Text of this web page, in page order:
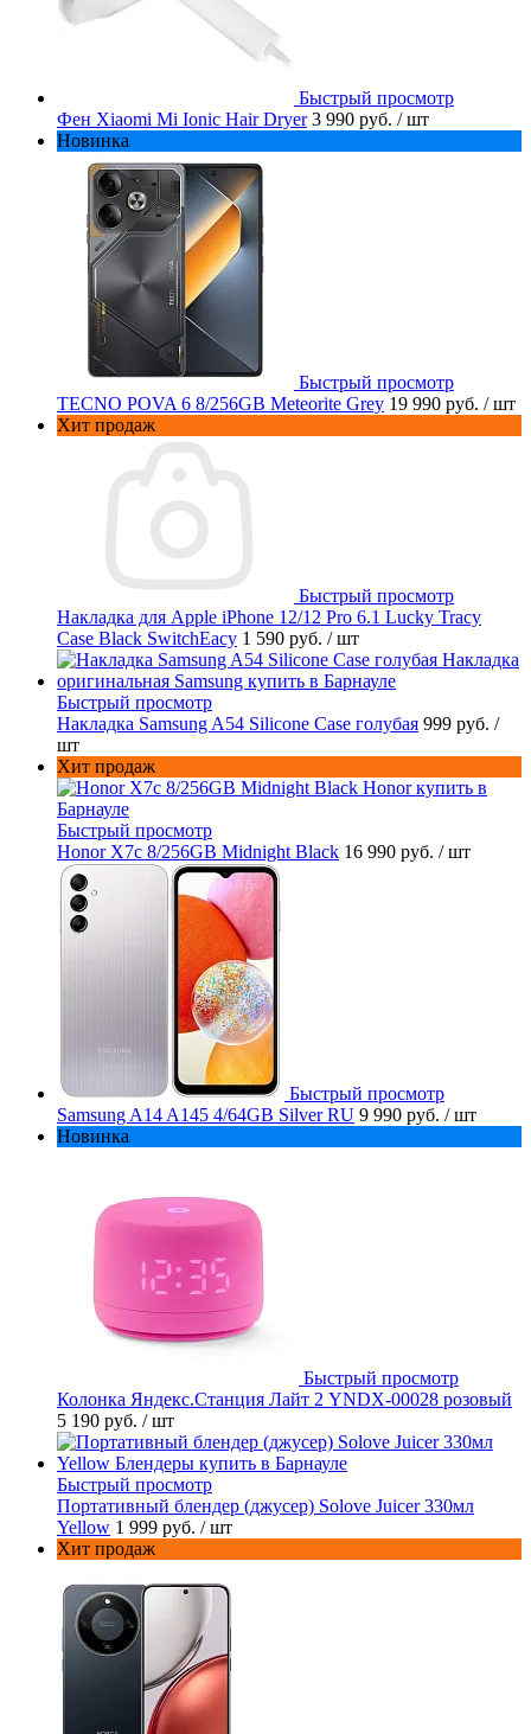
Быстрый просмотр
Фен Xiaomi Mi Ionic Hair Dryer 3 990 руб. / шт
Новинка
Быстрый просмотр
TECNO POVA 6 8/256GB Meteorite Grey 19 990 руб. / шт
Хит продаж
Быстрый просмотр
Накладка для Apple iPhone 12/12 Pro 6.1 Lucky Tracy
Case Black SwitchEacy 1 590 руб. / шт
Быстрый просмотр
Накладка Samsung A54 Silicone Case голубая 999 руб. /
шт
Хит продаж
Быстрый просмотр
Honor X7c 8/256GB Midnight Black 16 990 руб. / шт
Быстрый просмотр
Samsung A14 A145 4/64GB Silver RU 9 990 руб. / шт
Новинка
Быстрый просмотр
Колонка Яндекс.Станция Лайт 2 YNDX-00028 розовый
5 190 руб. / шт
Быстрый просмотр
Портативный блендер (джусер) Solove Juicer 330мл
Yellow 1 999 руб. / шт
Хит продаж